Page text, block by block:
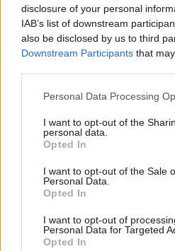
disclosure of your personal
IAB’s list of downstream
also be disclosed by us to third
Downstream Participants that
Personal Data Processing
I want to opt-out of the
personal data.
Opted In
I want to opt-out of the Sale
Personal Data.
Opted In
I want to opt-out of
Personal Data for Targeted
Opted In